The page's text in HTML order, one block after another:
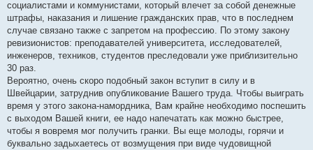
социалистами и коммунистами, который влечет за собой денежные
штрафы, наказания и лишение гражданских прав, что в последнем
случае связано также с запретом на профессию. По этому закону
ревизионистов: преподавателей университета, исследователей,
инженеров, техников, студентов преследовали уже приблизительно
30 раз.
Вероятно, очень скоро подобный закон вступит в силу и в
Швейцарии, затруднив опубликование Вашего труда. Чтобы выиграть
время у этого закона-намордника, Вам крайне необходимо поспешить
с выходом Вашей книги, ее надо напечатать как можно быстрее,
чтобы я вовремя мог получить гранки. Вы еще молоды, горячи и
буквально задыхаетесь от возмущения при виде чудовищной